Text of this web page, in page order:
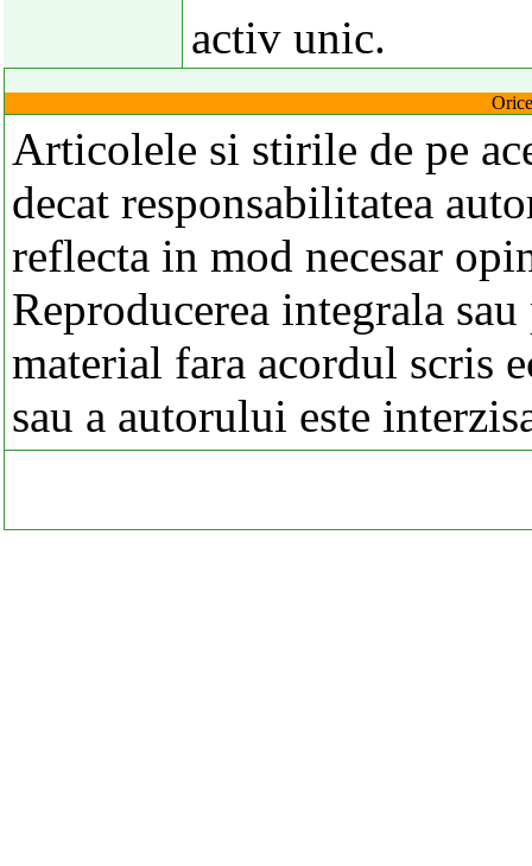
activ unic.
Articolele si stirile de pe
decat responsabilitatea
reflecta in mod necesar
Reproducerea integrala
material fara acordul scris
sau a autorului este